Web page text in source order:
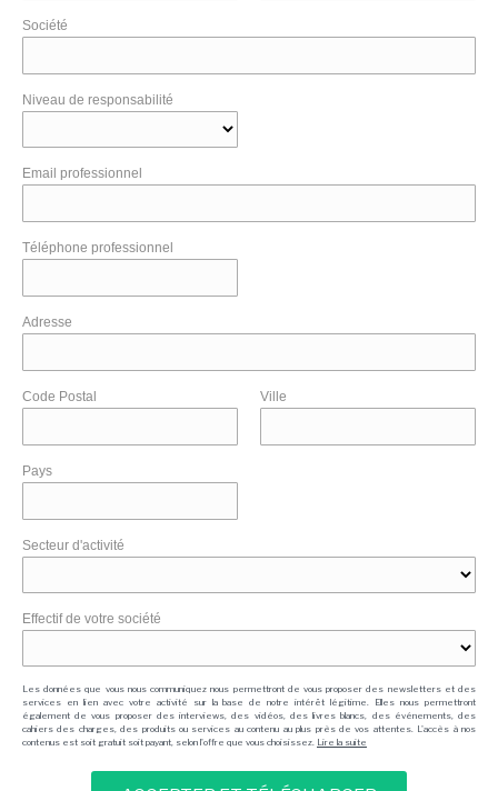
Société
Niveau de responsabilité
Email professionnel
Téléphone professionnel
Adresse
Code Postal Ville
Pays
Secteur d'activité
Effectif de votre société
Les données que vous nous communiquez nous permettront de vous proposer des newsletters et des
services en lien avec votre activité sur la base de notre intérêt légitime. Elles nous permettront
également de vous proposer des interviews, des vidéos, des livres blancs, des événements, des
cahiers des charges, des produits ou services au contenu au plus près de vos attentes. L'accès à nos
contenus est soit gratuit soit payant, selon l'offre que vous choisissez. Lire la suite